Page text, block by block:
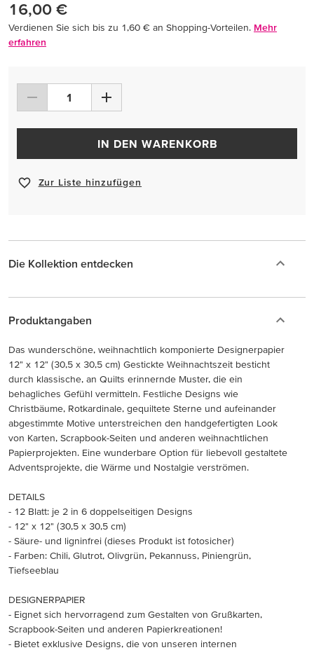
16,00 €
Verdienen Sie sich bis zu 1,60 € an Shopping-Vorteilen. Mehr
erfahren
IN DEN WARENKORB
Zur Liste hinzufügen
Die Kollektion entdecken
Produktangaben
Das wunderschöne, weihnachtlich komponierte Designerpapier
12" x 12" (30,5 x 30,5 cm) Gestickte Weihnachtszeit besticht
durch klassische, an Quilts erinnernde Muster, die ein
behagliches Gefühl vermitteln. Festliche Designs wie
Christbäume, Rotkardinale, gequiltete Sterne und aufeinander
abgestimmte Motive unterstreichen den handgefertigten Look
von Karten, Scrapbook-Seiten und anderen weihnachtlichen
Papierprojekten. Eine wunderbare Option für liebevoll gestaltete
Adventsprojekte, die Wärme und Nostalgie verströmen.
DETAILS
- 12 Blatt: je 2 in 6 doppelseitigen Designs
- 12" x 12" (30,5 x 30,5 cm)
- Säure- und ligninfrei (dieses Produkt ist fotosicher)
- Farben: Chili, Glutrot, Olivgrün, Pekannuss, Piniengrün,
Tiefseeblau
DESIGNERPAPIER
- Eignet sich hervorragend zum Gestalten von Grußkarten,
Scrapbook-Seiten und anderen Papierkreationen!
- Bietet exklusive Designs, die von unseren internen